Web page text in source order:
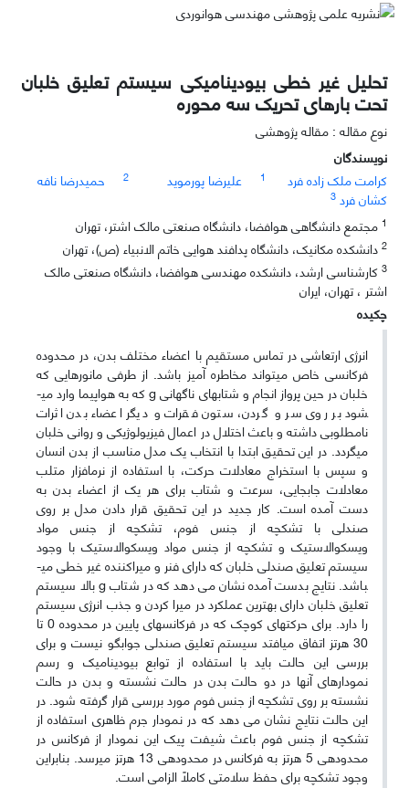
تحلیل غیر خطی بیودینامیکی سیستم تعلیق خلبان
تحت بارهای تحریک سه محوره
نوع مقاله : مقاله پژوهشی
نویسندگان
کرامت ملک زاده فرد
1 علیرضا پورموید 2
حمیدرضا نافه
کشان فرد 3
1 مجتمع دانشگاهی هوافضا، دانشگاه صنعتی مالک اشتر، تهران
2 دانشکده مکانیک، دانشگاه پدافند هوایی خاتم الانبیاء (ص)، تهران
3 کارشناسی ارشد، دانشکده مهندسی هوافضا، دانشگاه صنعتی مالک
اشتر ، تهران، ایران
چکیده
انرژی ارتعاشی در تماس مستقیم با اعضاء مختلف بدن، در محدوده
فرکانسی خاص می­تواند مخاطره آمیز باشد. از طرفی مانورهایی که
خلبان در حین پرواز انجام و شتاب­های ناگهانی g که به هواپیما وارد می­
شود بر روی سر و گردن، ستون فقرات و دیگر اعضاء بدن اثرات
نامطلوبی داشته و باعث اختلال در اعمال فیزیولوژیکی و روانی خلبان
می­گردد. در این تحقیق ابتدا با انتخاب یک مدل مناسب از بدن انسان
و سپس با استخراج معادلات حرکت، با استفاده از نرم­افزار متلب
معادلات جابجایی، سرعت و شتاب برای هر یک از اعضاء بدن به
دست آمده است. کار جدید در این تحقیق قرار دادن مدل بر روی
صندلی با تشکچه از جنس فوم، تشکچه از جنس مواد
ویسکوالاستیک و تشکچه از جنس مواد ویسکوالاستیک با وجود
سیستم تعلیق صندلی خلبان که دارای فنر و میراکننده غیر خطی می­
باشد. نتایج بدست آمده نشان می دهد که در شتاب g بالا سیستم
تعلیق خلبان دارای بهترین عملکرد در میرا کردن و جذب انرژی سیستم
را دارد. برای حرکت­های کوچک که در فرکانس­های پایین در محدوده 0 تا
30 هرتز اتفاق می­افتد سیستم تعلیق صندلی جواب­گو نیست و برای
بررسی این حالت باید با استفاده از توابع بیودینامیک و رسم
نمودارهای آنها در دو حالت بدن در حالت نشسته و بدن در حالت
نشسته بر روی تشکچه از جنس فوم مورد بررسی قرار گرفته شود. در
این حالت نتایج نشان می دهد که در نمودار جرم ظاهری استفاده از
تشکچه از جنس فوم باعث شیفت پیک این نمودار از فرکانس در
محدوده­ی 5 هرتز به فرکانس در محدوده­ی 13 هرتز می­رسد. بنابراین
وجود تشکچه برای حفظ سلامتی کاملاً الزامی است.